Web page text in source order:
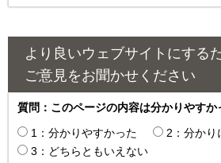
より良いウェブサイトにする
ご意見をお聞かせください
質問：このページの内容は分かりやすか
1：分かりやすかった
2：分かり
3：どちらともいえない